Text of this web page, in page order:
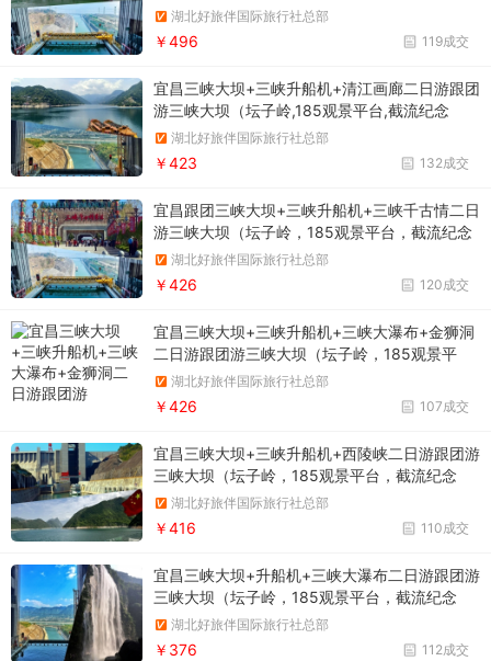
三峡升船机/乘坐三峡人家1号、2号游船游西陵
百里画廊，远观葛洲坝/三峡人家
湖北好旅伴国际旅行社总部
119成交
￥496
宜昌三峡大坝+三峡升船机+清江画廊二日游跟团
游三峡大坝（坛子岭,185观景平台,截流纪念
园）/三峡升船机/清江画廊（风雨廊桥,时光隧道,
土家风情街,隔河岩大坝,倒影峡,仙人寨.....）
湖北好旅伴国际旅行社总部
132成交
￥423
宜昌跟团三峡大坝+三峡升船机+三峡千古情二日
游三峡大坝（坛子岭，185观景平台，截流纪念
园）/三峡升船机/三峡千古情（众多多媒体光影
秀加上沉浸式体验项目以及主秀三峡千古情等
湖北好旅伴国际旅行社总部
120成交
￥426
宜昌三峡大坝+三峡升船机+三峡大瀑布+金狮洞
二日游跟团游三峡大坝（坛子岭，185观景平
台，截流纪念园）/三峡升船机/金狮洞/三峡大瀑
布（环湖、戏水、穿瀑和悬崖观瀑）/情人泉
湖北好旅伴国际旅行社总部
107成交
￥426
宜昌三峡大坝+三峡升船机+西陵峡二日游跟团游
三峡大坝（坛子岭，185观景平台，截流纪念
园）/三峡升船机/乘豪华游轮赏西陵峡/过葛洲坝
船闸体验水涨船高
湖北好旅伴国际旅行社总部
110成交
￥416
宜昌三峡大坝+升船机+三峡大瀑布二日游跟团游
三峡大坝（坛子岭，185观景平台，截流纪念
园）/三峡升船机/三峡大瀑布（景区环湖、戏
水、穿瀑和悬崖观瀑）
湖北好旅伴国际旅行社总部
112成交
￥376